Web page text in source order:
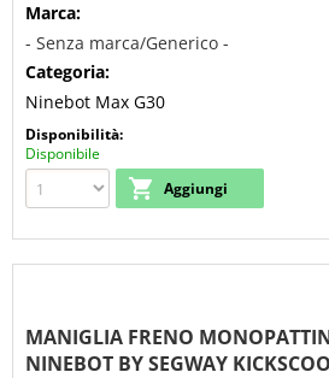
Marca:
- Senza marca/Generico -
Categoria:
Ninebot Max G30
Disponibilità:
Disponibile
MANIGLIA FRENO
NINEBOT BY SEGWAY